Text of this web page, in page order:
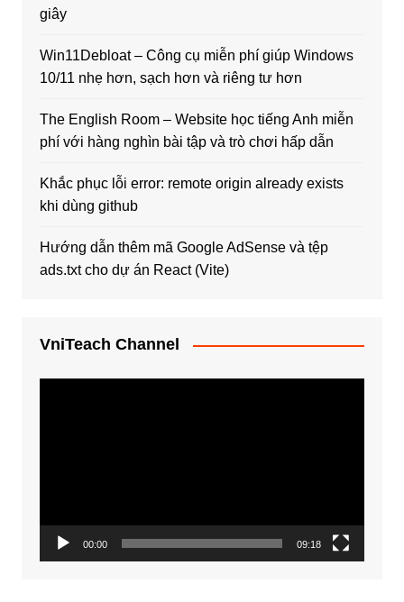
giây
Win11Debloat – Công cụ miễn phí giúp Windows
10/11 nhẹ hơn, sạch hơn và riêng tư hơn
The English Room – Website học tiếng Anh miễn
phí với hàng nghìn bài tập và trò chơi hấp dẫn
Khắc phục lỗi error: remote origin already exists
khi dùng github
Hướng dẫn thêm mã Google AdSense và tệp
ads.txt cho dự án React (Vite)
VniTeach Channel
00:00 09:18